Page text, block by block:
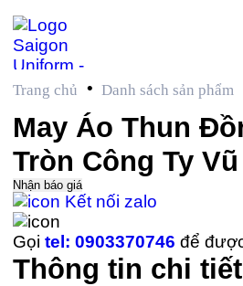
Trang chủ • Danh sách sản phẩm
May Áo Thun
Tròn Công Ty
Nhận báo giá
Kết nối zalo
Gọitel: 0903370746 để
Thông tin chi tiết